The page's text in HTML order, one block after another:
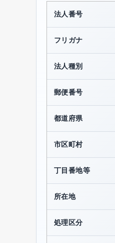
法人番号
フリガナ
法人種別
郵便番号
都道府県
市区町村
丁目番地等
所在地
処理区分